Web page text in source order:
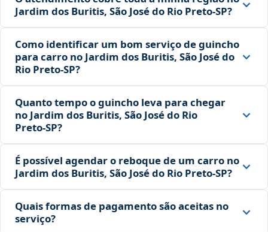
Jardim dos Buritis, São José do Rio Preto‑SP?
Como identificar um bom serviço de guincho
para carro no Jardim dos Buritis, São José do
Rio Preto‑SP?
Quanto tempo o guincho leva para chegar
no Jardim dos Buritis, São José do Rio
Preto‑SP?
É possível agendar o reboque de um carro no
Jardim dos Buritis, São José do Rio Preto‑SP?
Quais formas de pagamento são aceitas no
serviço?